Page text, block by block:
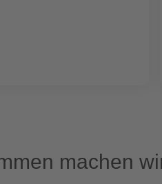
machen